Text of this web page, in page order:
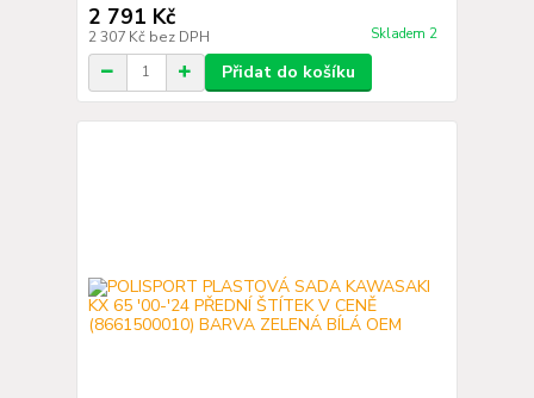
2 791 Kč
2 307 Kč bez DPH Skladem 2
Přidat do košíku